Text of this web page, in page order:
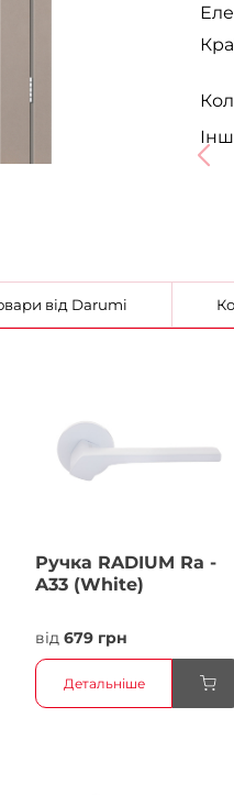
Ще товари від Darumi
Ручка RADIUM Ra -
A33 (White)
від679 грн
Детальніше